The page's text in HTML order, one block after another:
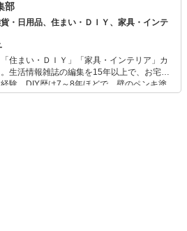
部
・日用品、住まい・ＤＩＹ、家具・インテ
「住まい・ＤＩＹ」「家具・インテリア」カ
生活情報雑誌の編集を15年以上で、お宅訪
験。DIY歴は7～8年ほどで、壁のペンキ塗
ジなどもチャレンジ済み。初心者でもモノ